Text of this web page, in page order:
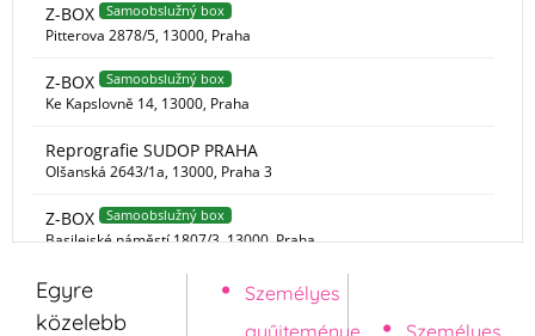
Egyre
közelebb
Személyes
gyűjteménye
Személyes